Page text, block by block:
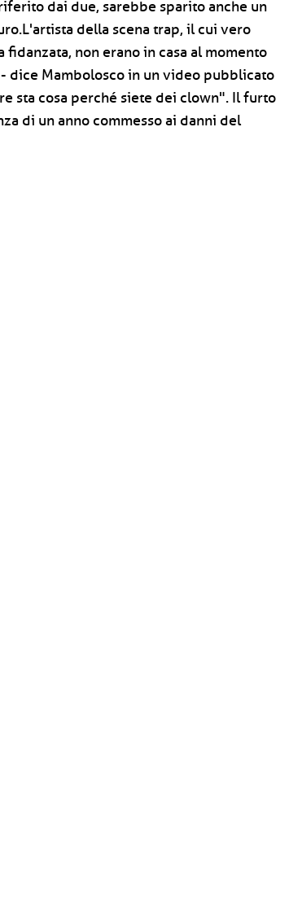
dai due, sarebbe sparito anche un
della scena trap, il cui vero
non erano in casa al momento
dice Mambolosco in un video pubblicato
sta cosa perché siete dei clown". Il furto
di un anno commesso ai danni del